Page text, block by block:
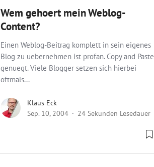
Wem gehoert mein Weblog-
Content?
Einen Weblog-Beitrag komplett in sein eigenes
Blog zu uebernehmen ist profan. Copy and Paste
genuegt. Viele Blogger setzen sich hierbei
oftmals...
Klaus Eck
Sep. 10, 2004
24 Sekunden Lesedauer